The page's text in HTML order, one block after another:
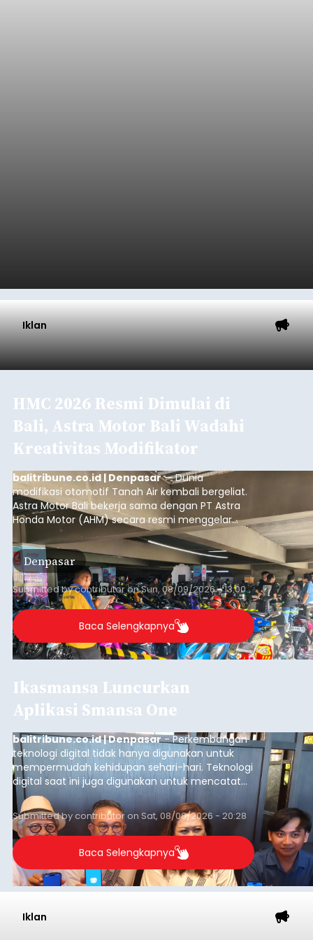
Iklan
HMC 2026 Resmi Dimulai di
Bali, Astra Motor Bali Wadahi
Kreativitas Modifikator
balitribune.co.id | Denpasar— Dunia
modifikasi otomotif Tanah Air kembali bergeliat.
Astra Motor Bali bekerja sama dengan PT Astra
Honda Motor (AHM) secara resmi menggelar
putaran pembuka (opening round) ajang kontes
modifikasi sepeda motor terbesar di Indonesia,
Honda Modif Contest (HMC) 2026, di Denpasar,
Bali.
Denpasar
Submitted bycontributoronSun, 08/09/2026 - 13:00
Baca Selengkapnya
Ikasmansa Luncurkan
Aplikasi Smansa One
balitribune.co.id | Denpasar- Perkembangan
teknologi digital tidak hanya digunakan untuk
mempermudah kehidupan sehari-hari. Teknologi
digital saat ini juga digunakan untuk mencatat
dan mengelola data base alumni dari suatu
sekolah, salah satunya adalah alumni SMA 1
Denpasar.
Submitted bycontributoronSat, 08/08/2026 - 20:28
Baca Selengkapnya
Iklan